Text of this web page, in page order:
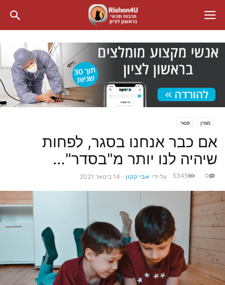
מגזין פנאי
אם כבר אנחנו בסגר, לפחות
שיהיה לנו יותר מ"בסדר"…
על ידי אבי קקון - 14 בינואר 2021 0
5345